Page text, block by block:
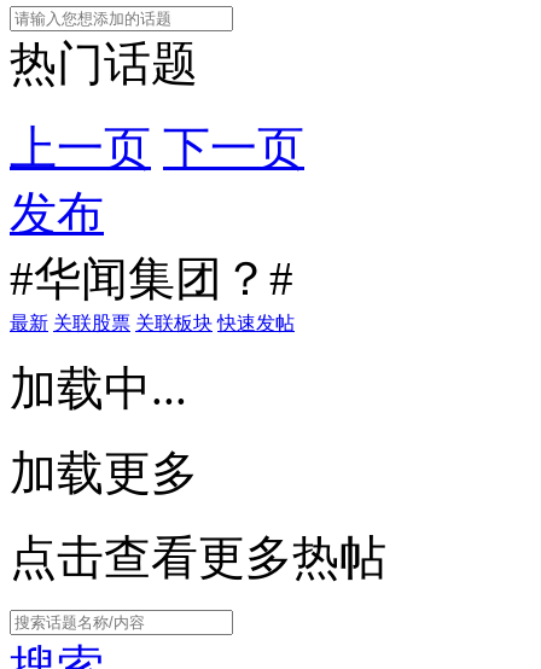
热门话题
上一页 下一页
发布
#华闻集团？#
最新 关联股票 关联板块 快速发帖
加载中...
加载更多
点击查看更多热帖